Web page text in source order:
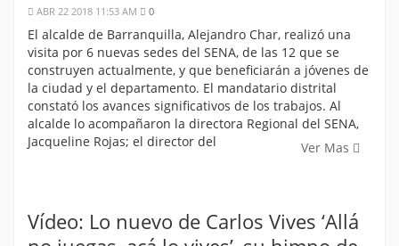
ABR 22 2018 11:53 AM 0
El alcalde de Barranquilla, Alejandro Char, realizó una
visita por 6 nuevas sedes del SENA, de las 12 que se
construyen actualmente, y que beneficiarán a jóvenes de
la ciudad y el departamento. El mandatario distrital
constató los avances significativos de los trabajos. Al
alcalde lo acompañaron la directora Regional del SENA,
Jacqueline Rojas; el director del
Ver Mas
Vídeo: Lo nuevo de Carlos Vives ‘Allá